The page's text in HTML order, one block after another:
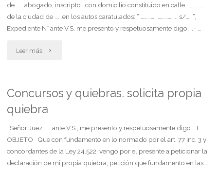
solicito
de
los
de …….abogado, inscripto , con domicilio constituido en calle …………….
de la ciudad de …., en los autos caratulados: “ ………………………….. s/……”,
Expediente N° ante V.S. me presento y respetuosamente digo: I.- …
Leer más "Concurso
plantea
incidente
revisión"
Concursos y quiebras. solicita propia
quiebra
Señor Juez: …ante V.S., me presento y respetuosamente digo. I.
OBJETO Que con fundamento en lo normado por el art. 77 Inc. 3 y
concordantes de la Ley 24.522, vengo por el presente a peticionar la
declaración de mi propia quiebra, petición que fundamento en las …